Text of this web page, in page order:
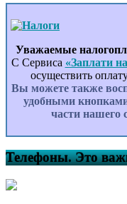
Уважаемые
С Сервиса «Заплати
осуществить
Вы можете также
удобными
части нашего
Телефоны. Это